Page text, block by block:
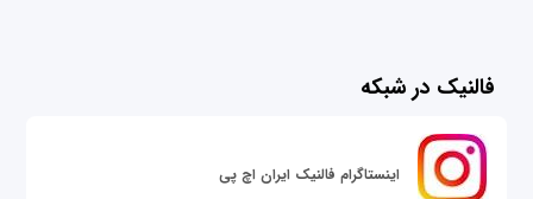
فالنیک در شبکه
اینستاگرام فالنیک ایران اچ پی